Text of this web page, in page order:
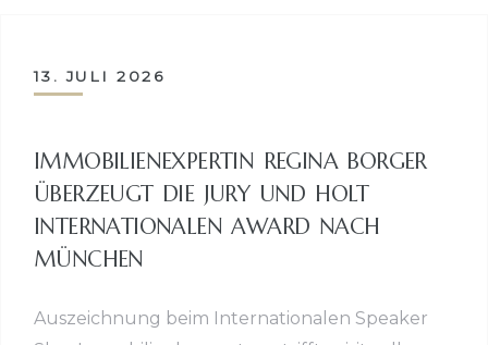
13. JULI 2026
IMMOBILIENEXPERTIN REGINA BORGER
ÜBERZEUGT DIE JURY UND HOLT
INTERNATIONALEN AWARD NACH
MÜNCHEN
Auszeichnung beim Internationalen Speaker